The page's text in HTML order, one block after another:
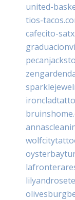
united-
tios-
cafecito-